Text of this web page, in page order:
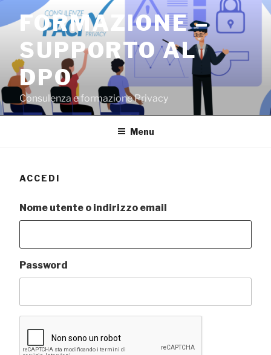
contenuto
FORMAZIONE –
SUPPORTO AL
DPO
Consulenza e formazione Privacy
Menu
ACCEDI
Nome utente o indirizzo email
Password